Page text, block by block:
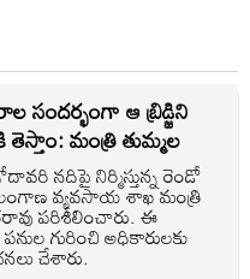
సందర్భంగా ఆ బ్రిడ్జిని
మంత్రి తుమ్మల
నదిపై నిర్మిస్తున్న రెండో
తెలంగాణ వ్యవసాయ శాఖ మంత్రి
పరిశీలించారు. ఈ
గురించి అధికారులకు
చేశారు.